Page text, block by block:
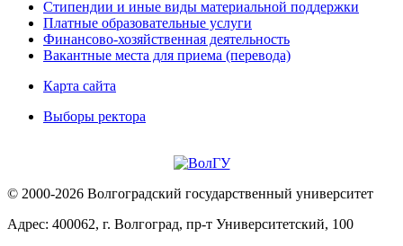
Стипендии и иные виды материальной поддержки
Платные образовательные услуги
Финансово-хозяйственная деятельность
Вакантные места для приема (перевода)
Карта сайта
Выборы ректора
© 2000-2026 Волгоградский государственный университет
Адрес: 400062, г. Волгоград, пр-т Университетский, 100